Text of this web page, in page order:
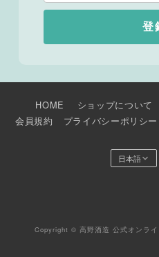
登
HOME ショップについて
会員規約
プライバシーポリシー
Copyright © 高野酒造 公式オンラ